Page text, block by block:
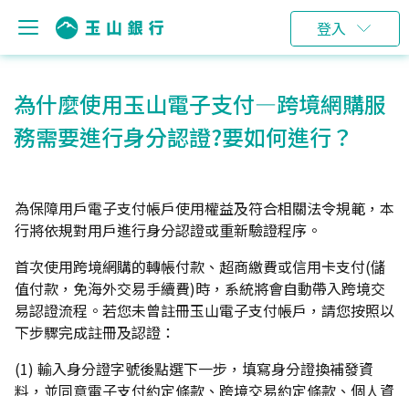
登入
為什麼使用玉山電子支付—跨境網購服
務需要進行身分認證?要如何進行？
為保障用戶電子支付帳戶使用權益及符合相關法令規範，本
行將依規對用戶進行身分認證或重新驗證程序。
首次使用跨境網購的轉帳付款、超商繳費或信用卡支付(儲
值付款，免海外交易手續費)時，系統將會自動帶入跨境交
易認證流程。若您未曾註冊玉山電子支付帳戶，請您按照以
下步驟完成註冊及認證：
(1) 輸入身分證字號後點選下一步，填寫身分證換補發資
料，並同意電子支付約定條款、跨境交易約定條款、個人資